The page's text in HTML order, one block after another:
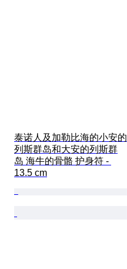
泰诺人及加勒比海的小安的
列斯群岛和大安的列斯群
岛 海牛的骨骼 护身符 -
13.5 cm